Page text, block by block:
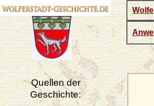
Quellen der
Geschichte: